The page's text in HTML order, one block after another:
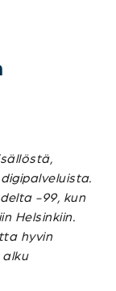
-99, kun
Helsinkiin.
hyvin